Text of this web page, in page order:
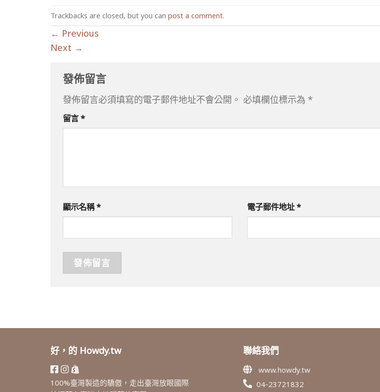
Trackbacks are closed, but you can post a comment.
← Previous
Next →
發佈留言
發佈留言必須填寫的電子郵件地址不會公開。 必填欄位標示為 *
留言*
顯示名稱* 電子郵件地址*
好，的 Howdy.tw
100%臺灣製造的驕傲，走出臺灣放眼國際
聯絡我們
www.howdy.tw
04-23721832